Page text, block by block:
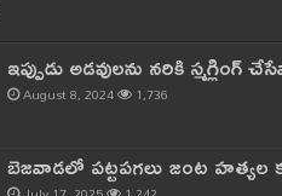
ఇప్పుడు అడవులను నరికి
August 8, 2024 1,736
బెజవాడలో పట్టపగలు జంట